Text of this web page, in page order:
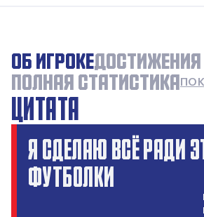
ОБ ИГРОКЕДОСТИЖЕНИЯ
ПОЛНАЯ СТАТИСТИКА
ЦИТАТА
Я СДЕЛАЮ ВСЁ РАДИ
ФУТБОЛКИ